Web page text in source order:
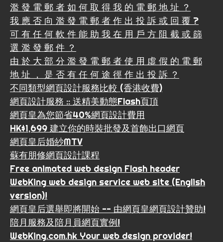
濫 發 電 郵 者 如 何 取 得 我 的 電 郵 地 址 ？
我 應 否 向 濫 發 電 郵 者 作 出 投 訴 或 回 覆 ?
可 有 任 何 軟 件 能 助 我 在 用 戶 方 阻 截 或 篩
選 濫 發 郵 件 ？
由 於 大 部 分 濫 發 電 郵 者 使 用 虛 假 的 電 郵
地 址 ， 是 否 有 任 何 途 徑 作 出 投 訴 ？
不同類型網頁設計服務比較 (香港收費)
網頁設計服務 :: 送精美動態Flash頁頂
網頁皇為您節省40%網頁設計費用
HK$1,699 建立你的時裝批發及首飾出口網頁
網頁皇后婚紗MTV
蘇有朋修網頁設計課程
Free animated web design Flash header
WebKing web design service web site (English
version)!
網頁皇后選舉即將開始 -- 由網頁皇網頁設計贊助!
陪月服務及陪月員網頁實例!
WebKing.com.hk Your web design provider!